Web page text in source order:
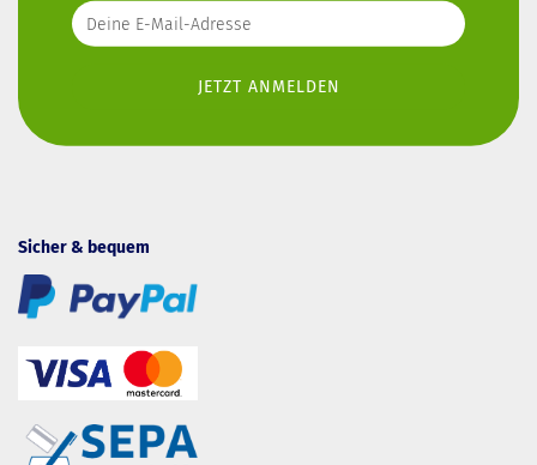
Sicher & bequem